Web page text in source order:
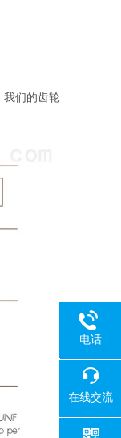
我们的齿轮
电话
在线交流